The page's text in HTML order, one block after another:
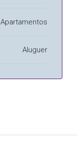
Apartamentos
Aluguer